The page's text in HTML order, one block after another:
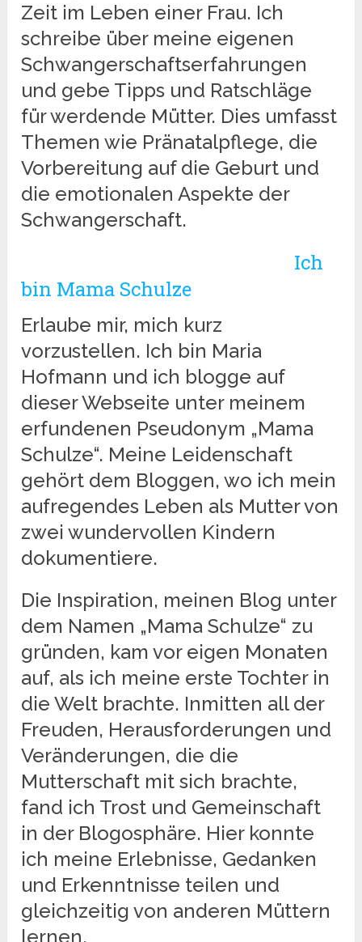
Zeit im Leben einer Frau. Ich
schreibe über meine eigenen
Schwangerschaftserfahrungen
und gebe Tipps und Ratschläge
für werdende Mütter. Dies umfasst
Themen wie Pränatalpflege, die
Vorbereitung auf die Geburt und
die emotionalen Aspekte der
Schwangerschaft.
Ich
bin Mama Schulze
Erlaube mir, mich kurz
vorzustellen. Ich bin Maria
Hofmann und ich blogge auf
dieser Webseite unter meinem
erfundenen Pseudonym „Mama
Schulze“. Meine Leidenschaft
gehört dem Bloggen, wo ich mein
aufregendes Leben als Mutter von
zwei wundervollen Kindern
dokumentiere.
Die Inspiration, meinen Blog unter
dem Namen „Mama Schulze“ zu
gründen, kam vor eigen Monaten
auf, als ich meine erste Tochter in
die Welt brachte. Inmitten all der
Freuden, Herausforderungen und
Veränderungen, die die
Mutterschaft mit sich brachte,
fand ich Trost und Gemeinschaft
in der Blogosphäre. Hier konnte
ich meine Erlebnisse, Gedanken
und Erkenntnisse teilen und
gleichzeitig von anderen Müttern
lernen.